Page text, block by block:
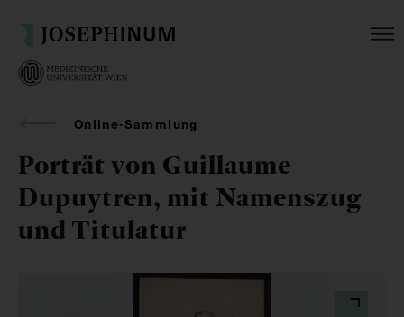
Online-Sammlung
Porträt von Guillaume
Dupuytren, mit Namenszug
und Titulatur